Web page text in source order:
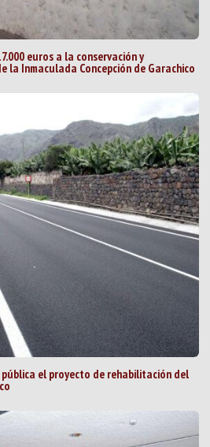
euros a la conservación y
la Inmaculada Concepción de Garachico
pública el proyecto de rehabilitación del